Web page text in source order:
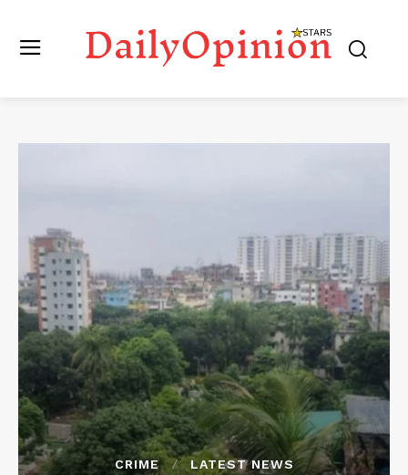
CRIME LATEST NEWS